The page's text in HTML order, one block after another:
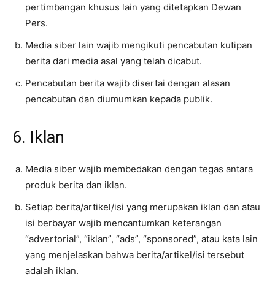
pertimbangan khusus lain yang ditetapkan Dewan
Pers.
Media siber lain wajib mengikuti pencabutan kutipan
berita dari media asal yang telah dicabut.
Pencabutan berita wajib disertai dengan alasan
pencabutan dan diumumkan kepada publik.
6. Iklan
Media siber wajib membedakan dengan tegas antara
produk berita dan iklan.
Setiap berita/artikel/isi yang merupakan iklan dan atau
isi berbayar wajib mencantumkan keterangan
“advertorial”, “iklan”, “ads”, “sponsored”, atau kata lain
yang menjelaskan bahwa berita/artikel/isi tersebut
adalah iklan.